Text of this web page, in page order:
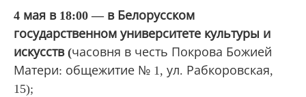
4 мая в 18:00 — в Белорусском
государственном университете культуры и
искусств (часовня в честь Покрова Божией
Матери: общежитие № 1, ул. Рабкоровская,
15);